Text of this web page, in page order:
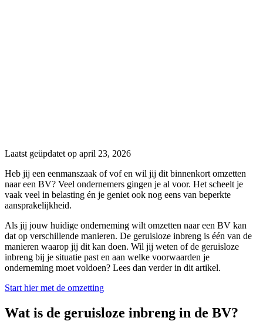
Laatst geüpdatet op april 23, 2026
Heb jij een eenmanszaak of vof en wil jij dit binnenkort omzetten
naar een BV? Veel ondernemers gingen je al voor. Het scheelt je
vaak veel in belasting én je geniet ook nog eens van beperkte
aansprakelijkheid.
Als jij jouw huidige onderneming wilt omzetten naar een BV kan
dat op verschillende manieren. De geruisloze inbreng is één van de
manieren waarop jij dit kan doen. Wil jij weten of de geruisloze
inbreng bij je situatie past en aan welke voorwaarden je
onderneming moet voldoen? Lees dan verder in dit artikel.
Start hier met de omzetting
Wat is de geruisloze inbreng in de BV?